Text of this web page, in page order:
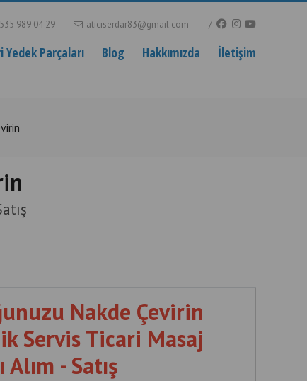
989 04 29 aticiserdar83@gmail.com
Parçaları Blog Hakkımızda İletişim
Nakde Çevirin
Servis Ticari Masaj
- Satış